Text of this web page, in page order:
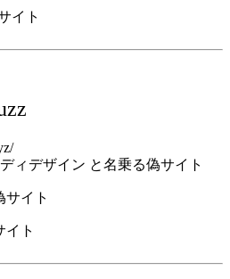
イト
ィデザイン と名乗る偽サイト
イト